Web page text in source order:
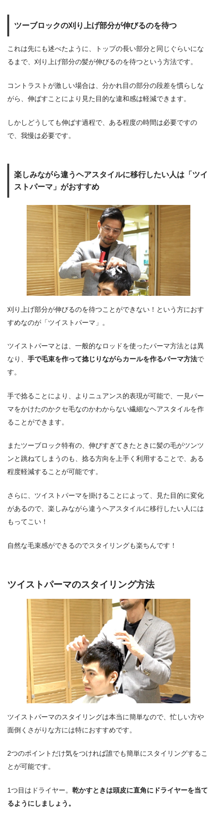
ツーブロックの刈り上げ部分が伸びるのを待つ
これは先にも述べたように、トップの長い部分と同じぐらいにな
るまで、刈り上げ部分の髪が伸びるのを待つという方法です。
コントラストが激しい場合は、分かれ目の部分の段差を慣らしな
がら、伸ばすことにより見た目的な違和感は軽減できます。
しかしどうしても伸ばす過程で、ある程度の時間は必要ですの
で、我慢は必要です。
楽しみながら違うヘアスタイルに移行したい人は「ツイ
ストパーマ」がおすすめ
刈り上げ部分が伸びるのを待つことができない！という方におす
すめなのが「ツイストパーマ」。
ツイストパーマとは、一般的なロッドを使ったパーマ方法とは異
なり、 手で毛束を作って捻じりながらカールを作るパーマ方法で
す。
手で捻ることにより、よりニュアンス的表現が可能で、一見パー
マをかけたのかクセ毛なのかわからない繊細なヘアスタイルを作
ることができます。
またツーブロック特有の、伸びすぎてきたときに髪の毛がツンツ
ンと跳ねてしまうのも、捻る方向を上手く利用することで、ある
程度軽減することが可能です。
さらに、ツイストパーマを掛けることによって、見た目的に変化
があるので、楽しみながら違うヘアスタイルに移行したい人には
もってこい！
自然な毛束感ができるのでスタイリングも楽ちんです！
ツイストパーマのスタイリング方法
ツイストパーマのスタイリングは本当に簡単なので、忙しい方や
面倒くさがりな方には特におすすめです。
2つのポイントだけ気をつければ誰でも簡単にスタイリングするこ
とが可能です。
1つ目はドライヤー。 乾かすときは頭皮に直角にドライヤーを当て
るようにしましょう。